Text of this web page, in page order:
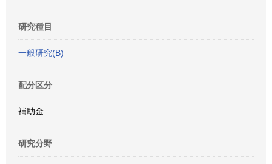
研究種目
一般研究(B)
配分区分
補助金
研究分野